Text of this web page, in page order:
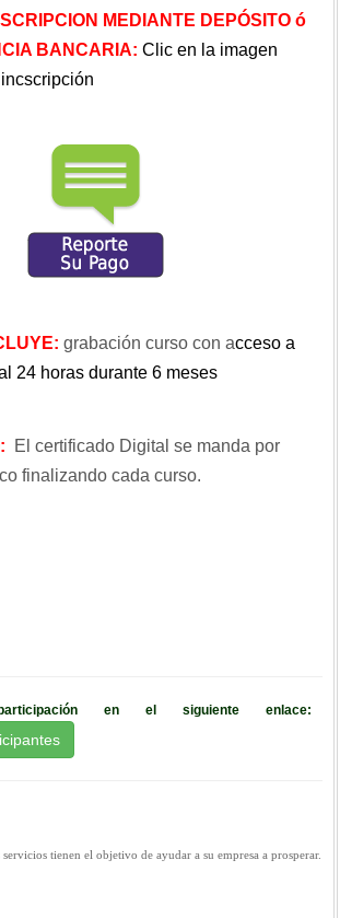
MEDIANTE DEPÓSITO ó
BANCARIA: Clic en la imagen
grabación curso con acceso a
24 horas durante 6 meses
El certificado Digital se manda por
finalizando cada curso.
en el siguiente enlace:
servicios tienen el objetivo de ayudar a su empresa a prosperar.